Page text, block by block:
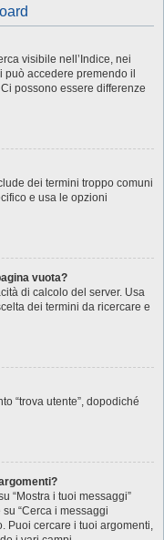
visibile nell’Indice, nei
accedere premendo il
possono essere differenze
dei termini troppo comuni
e usa le opzioni
vuota?
di calcolo del server. Usa
dei termini da ricercare e
“trova utente”, dopodiché
“Mostra i tuoi messaggi”
“Cerca i messaggi
Puoi cercare i tuoi argomenti,